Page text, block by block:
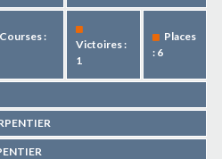
Courses :
Victoires :
1
Places
: 6